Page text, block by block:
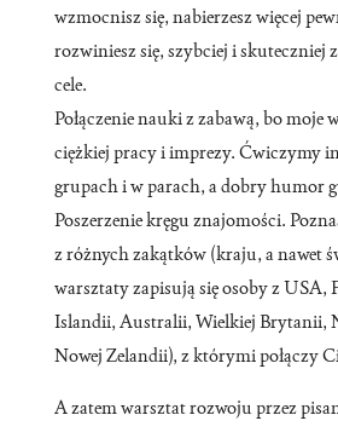
wzmocnisz się, nabierzesz więcej
rozwiniesz się, szybciej i skuteczniej
cele.
Połączenie nauki z zabawą, bo moje
ciężkiej pracy i imprezy. Ćwiczymy
grupach i w parach, a dobry humor
Poszerzenie kręgu znajomości.
z różnych zakątków (kraju, a nawet
warsztaty zapisują się osoby z USA,
Islandii, Australii, Wielkiej Brytanii,
Nowej Zelandii), z którymi połączy
A zatem warsztat rozwoju przez